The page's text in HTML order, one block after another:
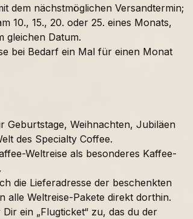
dem nächstmöglichen Versandtermin;
10., 15., 20. oder 25. eines Monats,
gleichen Datum.
bei Bedarf ein Mal für einen Monat
Geburtstage, Weihnachten, Jubiläen
des Specialty Coffee.
Weltreise als besonderes Kaffee-
die Lieferadresse der beschenkten
alle Weltreise-Pakete direkt dorthin.
ein „Flugticket“ zu, das du der